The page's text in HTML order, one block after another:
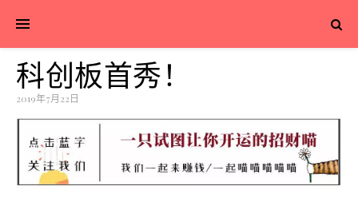
科创板首秀！
2019年7月22日